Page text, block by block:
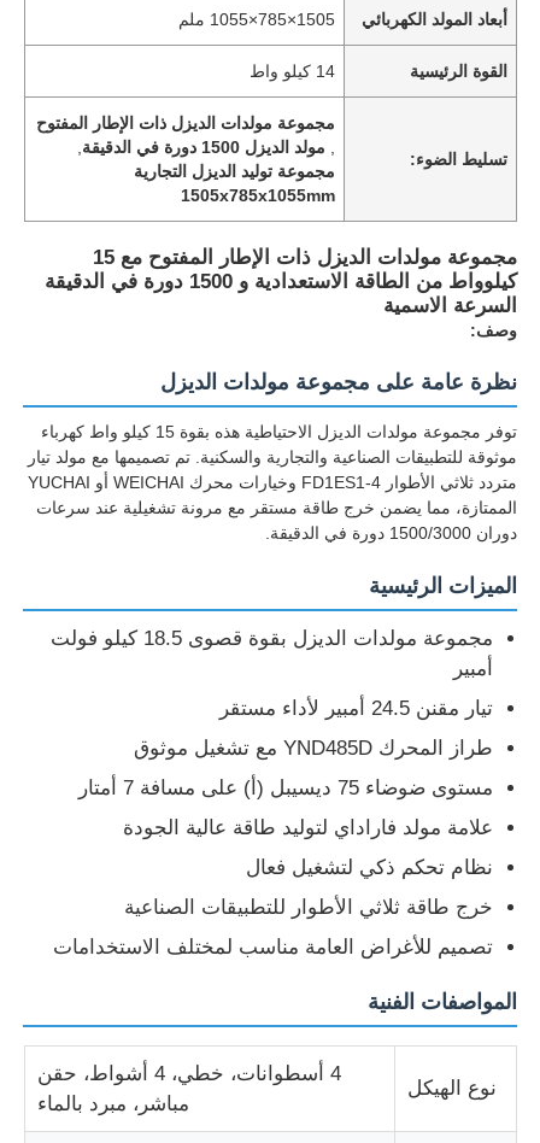
أشرطة فيديو
أبعاد المولد الكهربائي 1505×785×1055 ملم
القوة الرئيسية 14 كيلو واط
تسليط الضوء:
مجموعة مولدات الديزل ذات الإطار المفتوح
مولد الديزل 1500 دورة في الدقيقة
مجموعة توليد الديزل التجارية
1505x785x1055mm
مجموعة مولدات الديزل ذات الإطار المفتوح مع 15
كيلوواط من الطاقة الاستعدادية و 1500 دورة في الدقيقة
السرعة الاسمية
وصف:
نظرة عامة على مجموعة مولدات الديزل
توفر مجموعة مولدات الديزل الاحتياطية هذه بقوة 15 كيلو واط كهرباء
موثوقة للتطبيقات الصناعية والتجارية والسكنية. تم تصميمها مع مولد تيار
متردد ثلاثي الأطوار FD1ES1-4 وخيارات محرك WEICHAI أو YUCHAI
الممتازة، مما يضمن خرج طاقة مستقر مع مرونة تشغيلية عند سرعات
دوران 1500/3000 دورة في الدقيقة.
الميزات الرئيسية
مجموعة مولدات الديزل بقوة قصوى 18.5 كيلو فولت
أمبير
تيار مقنن 24.5 أمبير لأداء مستقر
طراز المحرك YND485D مع تشغيل موثوق
مستوى ضوضاء 75 ديسيبل (أ) على مسافة 7 أمتار
علامة مولد فاراداي لتوليد طاقة عالية الجودة
نظام تحكم ذكي لتشغيل فعال
خرج طاقة ثلاثي الأطوار للتطبيقات الصناعية
تصميم للأغراض العامة مناسب لمختلف الاستخدامات
المواصفات الفنية
نوع الهيكل
4 أسطوانات، خطي، 4 أشواط، حقن
مباشر، مبرد بالماء